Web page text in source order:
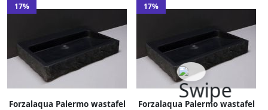
17%
Forzalaqua Palermo wastafel
17%
Forzalaqua Palermo wastafel